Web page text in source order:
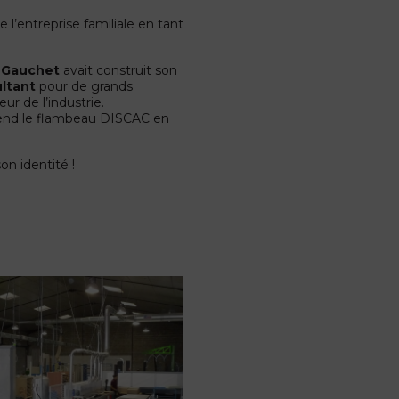
l’entreprise familiale en tant
avait construit son
pour de grands
de l’industrie.
le flambeau DISCAC en
identité !